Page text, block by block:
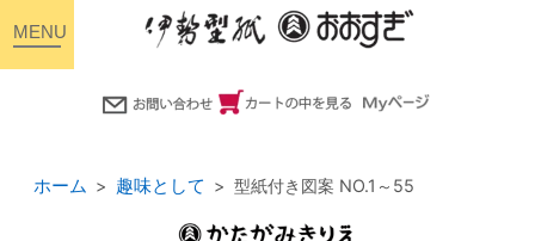
ホーム 趣味として 型紙付き図案 NO.1～55
toggle
navigation